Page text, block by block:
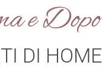
e Dopo
DI